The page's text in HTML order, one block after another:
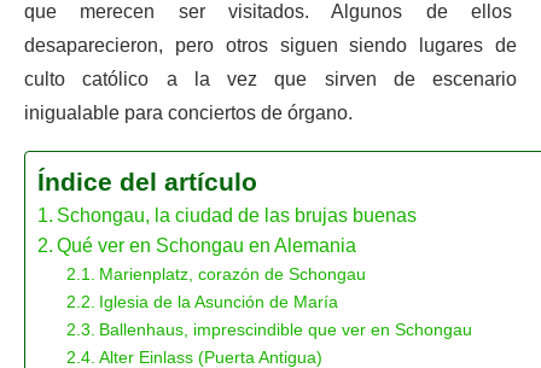
que merecen ser visitados. Algunos de ellos
desaparecieron, pero otros siguen siendo lugares de
culto católico a la vez que sirven de escenario
inigualable para conciertos de órgano.
Índice del artículo
Schongau, la ciudad de las brujas buenas
Qué ver en Schongau en Alemania
Marienplatz, corazón de Schongau
Iglesia de la Asunción de María
Ballenhaus, imprescindible que ver en Schongau
Alter Einlass (Puerta Antigua)